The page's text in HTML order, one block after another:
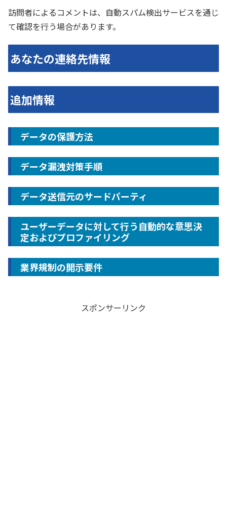
訪問者によるコメントは、自動スパム検出サービスを通じ
て確認を行う場合があります。
あなたの連絡先情報
追加情報
データの保護方法
データ漏洩対策手順
データ送信元のサードパーティ
ユーザーデータに対して行う自動的な意思決
定およびプロファイリング
業界規制の開示要件
スポンサーリンク